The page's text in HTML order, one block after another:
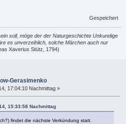
Gespeichert
soll, möge der der Naturgeschichte Unkundige
es unverzeihlich, solche Märchen auch nur
Xaverius Stütz, 1794)
Gerasimenko
17:04:10 Nachmittag »
15:33:58 Nachmittag
findet die nächste Verkündung statt.